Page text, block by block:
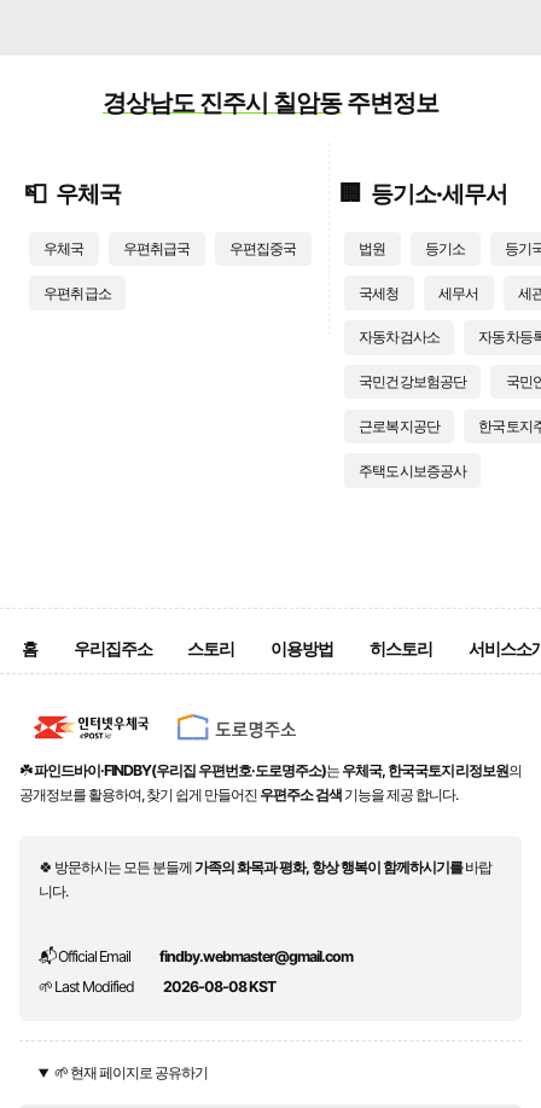
경상남도 진주시 칠암동주변정보
📮 우체국
우체국 우편취급국 우편집중국
우편취급소
🏢 등기소·세무서
법원 등기소 등기
국세청 세무서 세
자동차검사소 자동차등
국민건강보험공단 국민
근로복지공단 한국토지
주택도시보증공사
홈 우리집주소 스토리 이용방법 히스토리 서비스소
☘️파인드바이·FINDBY(우리집 우편번호·도로명주소)는 우체국, 한국국토지리정보원의
공개정보를 활용하여, 찾기 쉽게 만들어진 우편주소 검색 기능을 제공 합니다.
🍀 방문하시는 모든 분들께가족의 화목과 평화, 항상 행복이 함께하시기를바랍
니다.
📬 Official Email
findby.webmaster@gmail.com
🌱 Last Modified
2026-08-08 KST
🌱 현재 페이지로 공유하기